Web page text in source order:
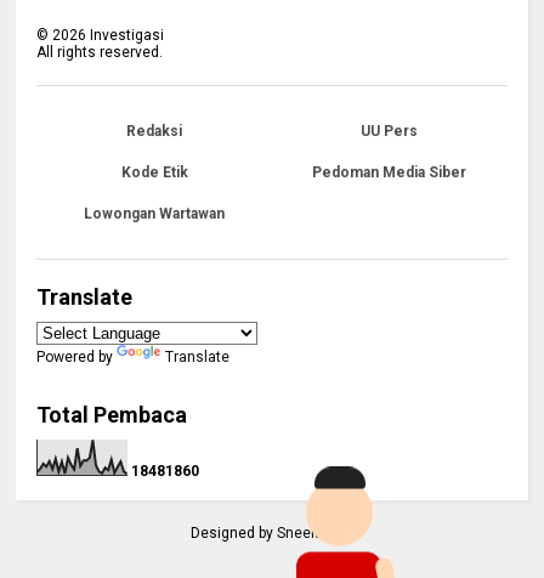
©2026 Investigasi
All rights reserved.
Redaksi UU Pers
Kode Etik Pedoman Media Siber
Lowongan Wartawan
Translate
Powered by Translate
Total Pembaca
1 8481 860
Designed by Sneeit.Com